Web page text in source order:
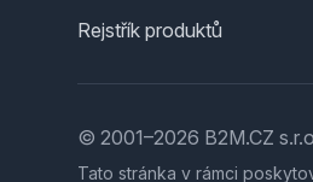
Rejstřík produktů
© 2001–2026 B2M.CZ
Tato stránka v rámci